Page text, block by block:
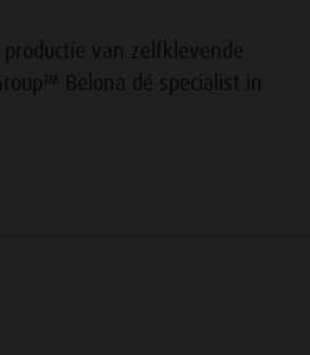
van zelfklevende
Belona dé specialist in